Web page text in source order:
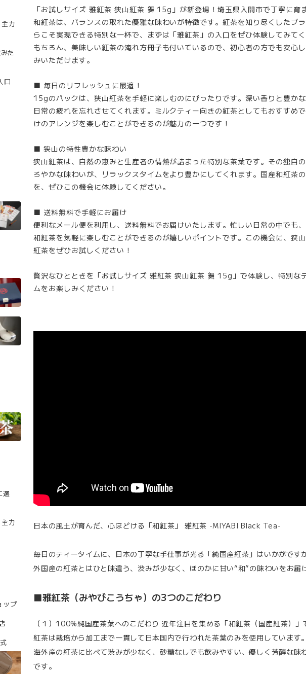
力
た
口
選
力
ップ
「お試しサイズ 雅紅茶 狭山紅茶 舞 15g」が新登場！埼玉県入間市で丁寧に育
和紅茶は、バランスの取れた優雅な味わいが特徴です。紅茶を知り尽くしたブ
らこそ実現できる特別な一杯で、まずは「雅紅茶」の入口をぜひ体験してみてく
もちろん、美味しい紅茶の淹れ方冊子も付いているので、初心者の方でも安心
みいただけます。
■ 毎日のリフレッシュに最適！
15gのパックは、狭山紅茶を手軽に楽しむのにぴったりです。深い香りと豊かな
日常の疲れを忘れさせてくれます。ミルクティー向きの紅茶としてもおすすめ
けのアレンジを楽しむことができるのが魅力の一つです！
■ 狭山の特性豊かな味わい
狭山紅茶は、自然の恵みと生産者の情熱が詰まった特別な茶葉です。その独自
ろやかな味わいが、リラックスタイムをより豊かにしてくれます。国産和紅茶
を、ぜひこの機会に体験してください。
■ 送料無料で手軽にお届け
便利なメール便を利用し、送料無料でお届けいたします。忙しい日常の中でも
和紅茶を気軽に楽しむことができるのが嬉しいポイントです。この機会に、狭
紅茶をぜひお試しください！
贅沢なひとときを「お試しサイズ 雅紅茶 狭山紅茶 舞 15g」で体験し、特別な
ムをお楽しみください！
日本の風土が育んだ、心ほどける「和紅茶」 雅紅茶 -MIYABI Black Tea-
毎日のティータイムに、日本の丁寧な手仕事が光る「純国産紅茶」はいかがです
外国産の紅茶とはひと味違う、渋みが少なく、ほのかに甘い“和”の味わいをお届
■雅紅茶（みやびこうちゃ）の3つのこだわり
（１）100%純国産茶葉へのこだわり 近年注目を集める「和紅茶（国産紅茶）」
紅茶は栽培から加工まで一貫して日本国内で行われた茶葉のみを使用しています。
海外産の紅茶に比べて渋みが少なく、砂糖なしでも飲みやすい、優しく芳醇な味
です。